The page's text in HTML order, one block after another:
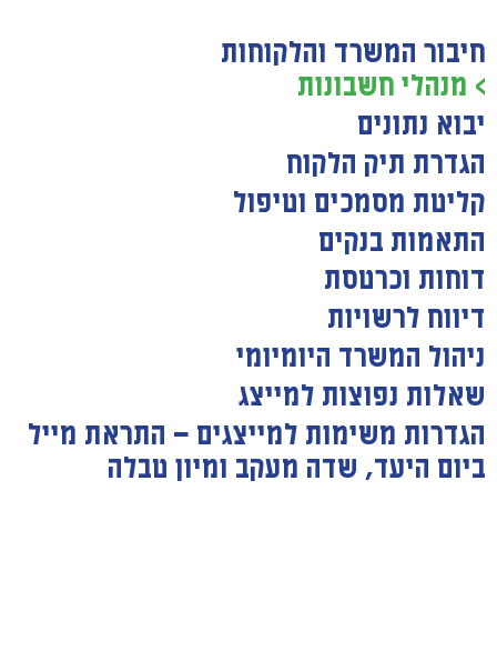
חיבור המשרד והלקוחות
> מנהלי חשבונות
יבוא נתונים
הגדרת תיק הלקוח
קליטת מסמכים וטיפול
התאמות בנקים
דוחות וכרטסת
דיווח לרשויות
ניהול המשרד היומיומי
שאלות נפוצות למייצג
הגדרות משימות למייצגים — התראת מייל
ביום היעד, שדה מעקב ומיון טבלה